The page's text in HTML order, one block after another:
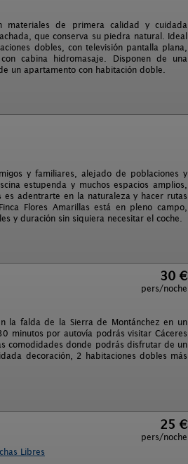
materiales de primera calidad y cuidada
que conserva su piedra natural. Ideal
dobles, con televisión pantalla plana,
cabina hidromasaje. Disponen de una
un apartamento con habitación doble.
y familiares, alejado de poblaciones y
estupenda y muchos espacios amplios,
adentrarte en la naturaleza y hacer rutas
Flores Amarillas está en pleno campo,
y duración sin siquiera necesitar el coche.
30 €
pers/noche
la falda de la Sierra de Montánchez en un
minutos por autovía podrás visitar Cáceres
comodidades donde podrás disfrutar de un
decoración, 2 habitaciones dobles más
25 €
pers/noche
Libres